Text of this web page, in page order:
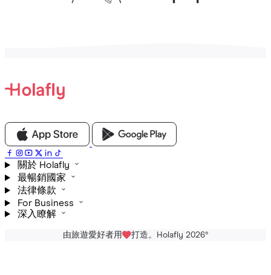
關於 Holafly
最暢銷國家
法律條款
For Business
深入瞭解
由旅遊愛好者用 打造。Holafly 2026®